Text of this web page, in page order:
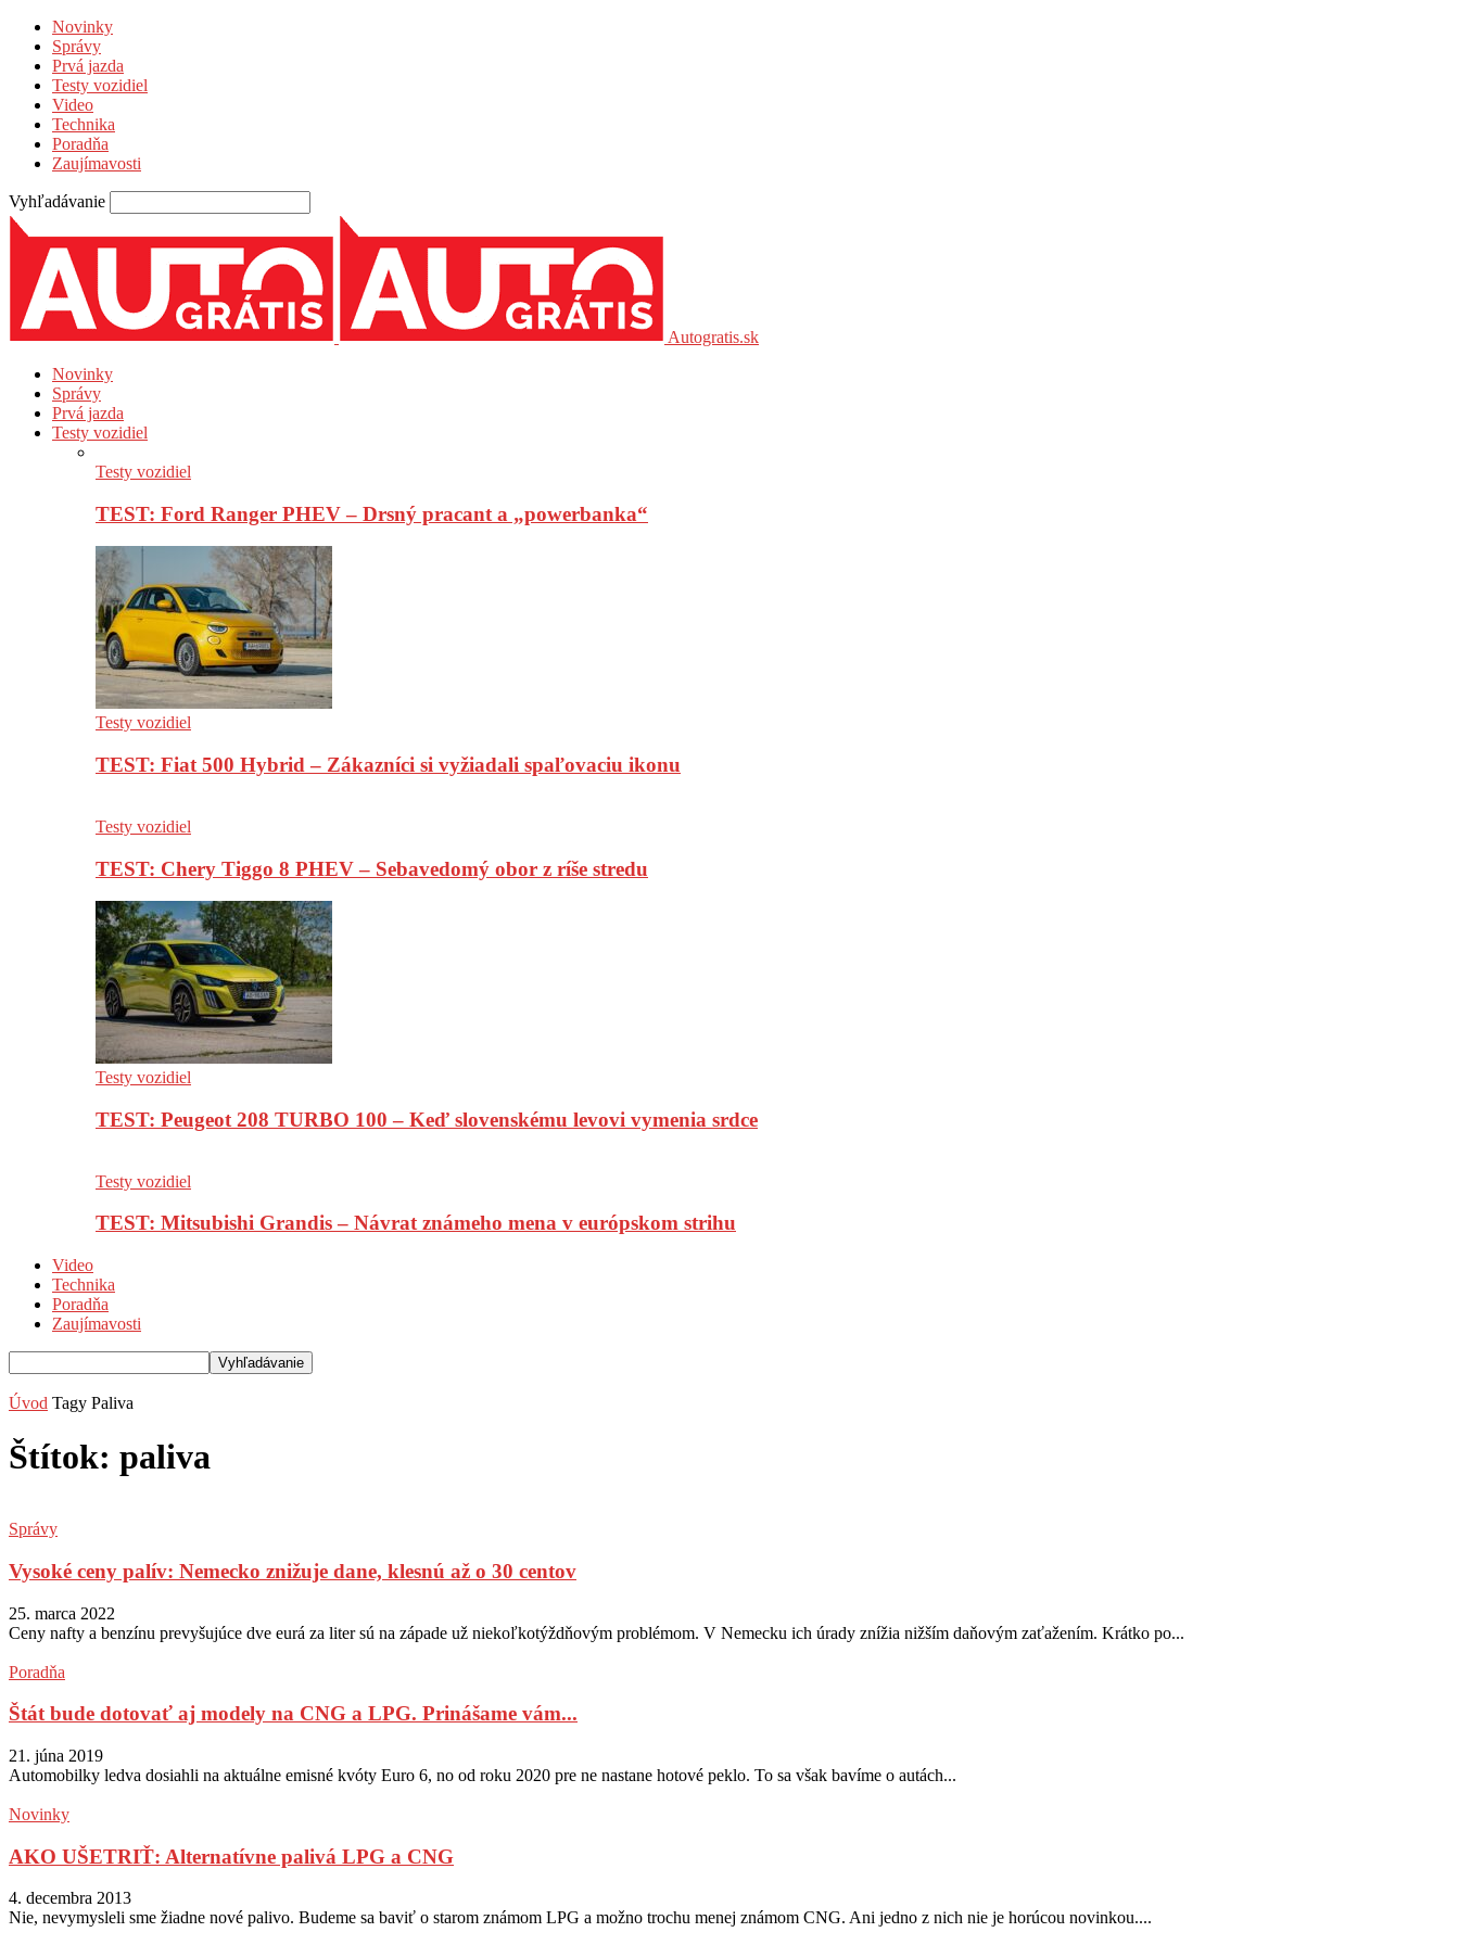
Novinky
Správy
Prvá jazda
Testy vozidiel
Video
Technika
Poradňa
Zaujímavosti
Vyhľadávanie
Autogratis.sk
Novinky
Správy
Prvá jazda
Testy vozidiel
Testy vozidiel
TEST: Ford Ranger PHEV – Drsný pracant a „powerbanka“
Testy vozidiel
TEST: Fiat 500 Hybrid – Zákazníci si vyžiadali spaľovaciu ikonu
Testy vozidiel
TEST: Chery Tiggo 8 PHEV – Sebavedomý obor z ríše stredu
Testy vozidiel
TEST: Peugeot 208 TURBO 100 – Keď slovenskému levovi vymenia srdce
Testy vozidiel
TEST: Mitsubishi Grandis – Návrat známeho mena v európskom strihu
Video
Technika
Poradňa
Zaujímavosti
Úvod Tagy Paliva
Štítok: paliva
Správy
Vysoké ceny palív: Nemecko znižuje dane, klesnú až o 30 centov
25. marca 2022
Ceny nafty a benzínu prevyšujúce dve eurá za liter sú na západe už niekoľkotýždňovým problémom. V Nemecku ich úrady znížia nižším daňovým zaťažením. Krátko po...
Poradňa
Štát bude dotovať aj modely na CNG a LPG. Prinášame vám...
21. júna 2019
Automobilky ledva dosiahli na aktuálne emisné kvóty Euro 6, no od roku 2020 pre ne nastane hotové peklo. To sa však bavíme o autách...
Novinky
AKO UŠETRIŤ: Alternatívne palivá LPG a CNG
4. decembra 2013
Nie, nevymysleli sme žiadne nové palivo. Budeme sa baviť o starom známom LPG a možno trochu menej známom CNG. Ani jedno z nich nie je horúcou novinkou....